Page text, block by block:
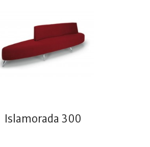
Islamorada 300